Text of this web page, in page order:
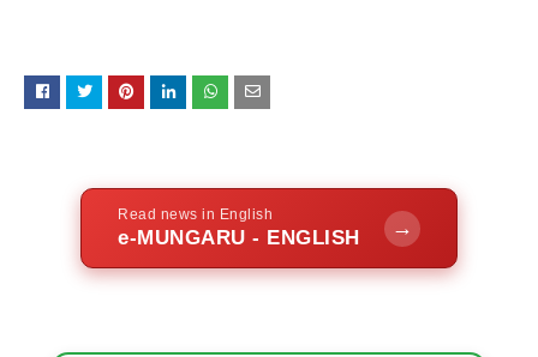
Read news in English
e-MUNGARU - ENGLISH →